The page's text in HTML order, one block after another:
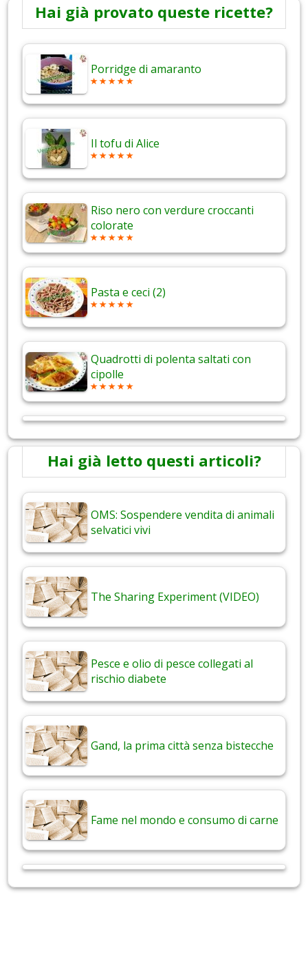
Hai già provato queste ricette?
Porridge di amaranto
Il tofu di Alice
Riso nero con verdure croccanti
colorate
Pasta e ceci (2)
Quadrotti di polenta saltati con
cipolle
Hai già letto questi articoli?
OMS: Sospendere vendita di animali
selvatici vivi
The Sharing Experiment (VIDEO)
Pesce e olio di pesce collegati al
rischio diabete
Gand, la prima città senza bistecche
Fame nel mondo e consumo di carne